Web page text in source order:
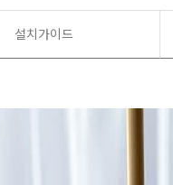
설치가이드